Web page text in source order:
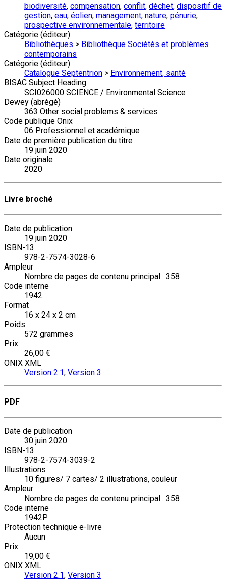
biodiversité, compensation, conflit, déchet, dispositif de
gestion, eau, éolien, management, nature, pénurie,
prospective environnementale, territoire
Catégorie (éditeur)
Bibliothèques > Bibliothèque Sociétés et problèmes
contemporains
Catégorie (éditeur)
Catalogue Septentrion > Environnement, santé
BISAC Subject Heading
SCI026000 SCIENCE / Environmental Science
Dewey (abrégé)
363 Other social problems & services
Code publique Onix
06 Professionnel et académique
Date de première publication du titre
19 juin 2020
Date originale
2020
Livre broché
Date de publication
19 juin 2020
ISBN-13
978-2-7574-3028-6
Ampleur
Nombre de pages de contenu principal : 358
Code interne
1942
Format
16 x 24 x 2 cm
Poids
572 grammes
Prix
26,00 €
ONIX XML
Version 2.1, Version 3
PDF
Date de publication
30 juin 2020
ISBN-13
978-2-7574-3039-2
Illustrations
10 figures/ 7 cartes/ 2 illustrations, couleur
Ampleur
Nombre de pages de contenu principal : 358
Code interne
1942P
Protection technique e-livre
Aucun
Prix
19,00 €
ONIX XML
Version 2.1, Version 3